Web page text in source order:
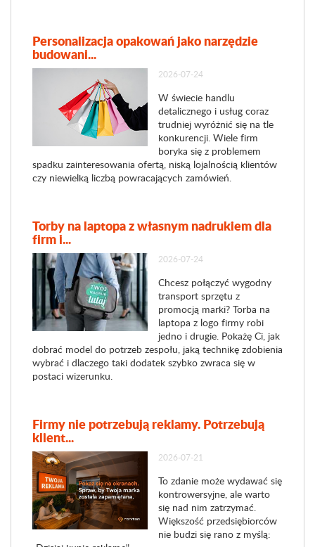
Personalizacja opakowań jako narzędzie
budowani...
2026-07-24
W świecie handlu
detalicznego i usług coraz
trudniej wyróżnić się na tle
konkurencji. Wiele firm
boryka się z problemem
spadku zainteresowania ofertą, niską lojalnością klientów
czy niewielką liczbą powracających zamówień.
Torby na laptopa z własnym nadrukiem dla
firm i...
2026-07-24
Chcesz połączyć wygodny
transport sprzętu z
promocją marki? Torba na
laptopa z logo firmy robi
jedno i drugie. Pokażę Ci, jak
dobrać model do potrzeb zespołu, jaką technikę zdobienia
wybrać i dlaczego taki dodatek szybko zwraca się w
postaci wizerunku.
Firmy nie potrzebują reklamy. Potrzebują
klient...
2026-07-21
To zdanie może wydawać się
kontrowersyjne, ale warto
się nad nim zatrzymać.
Większość przedsiębiorców
nie budzi się rano z myślą: